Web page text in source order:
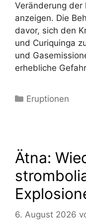
Veränderung der
anzeigen. Die
davor, sich den
und Curiquinga
und
erhebliche
Kategorien
Eruptionen
Ätna:
6. August 2026